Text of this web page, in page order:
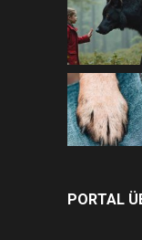
PORTAL